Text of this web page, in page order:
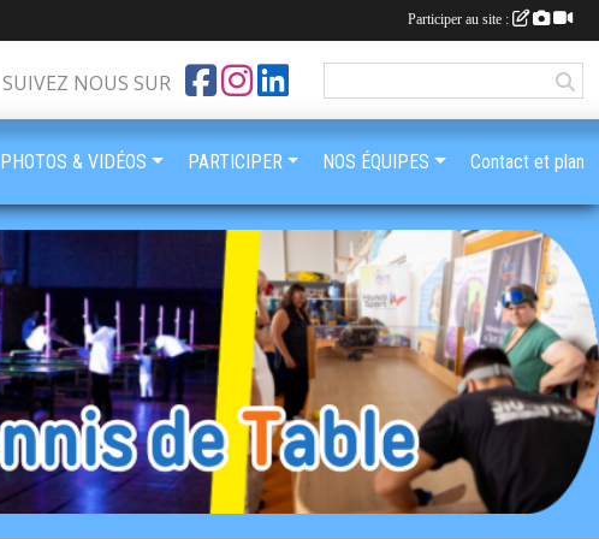
SUIVEZ NOUS SUR
PHOTOS & VIDÉOS PARTICIPER NOS ÉQUIPES Contact et plan
Participer au site :